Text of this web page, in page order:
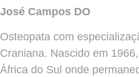
José Campos DO
Osteopata com
Craniana. Nascido em
África do Sul onde